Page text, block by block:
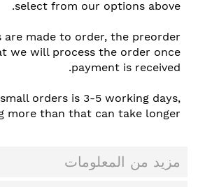
select from our options above.
are made to order, the preorder
we will process the order once
payment is received.
orders is 3-5 working days,
more than that can take longer.
مزيد من المعلومات